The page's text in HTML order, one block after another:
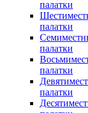
палатки
палатки
палатки
палатки
палатки